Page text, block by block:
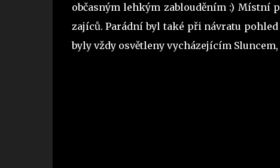
občasným lehkým zablouděním :) Místní
zajíců. Parádní byl také při návratu
byly vždy osvětleny vycházejícím